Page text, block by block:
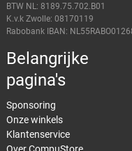
BTW NL: 8189.75.702.B01
K.v.k Zwolle: 08170119
Rabobank IBAN:
Belangrijke
pagina's
Sponsoring
Onze winkels
Klantenservice
Over CompuStore